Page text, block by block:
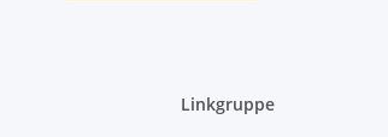
Linkgruppe